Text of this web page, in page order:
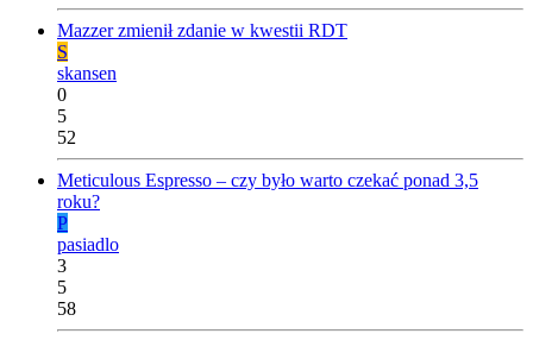
Mazzer zmienił zdanie w kwestii RDT
S
skansen
0
5
52
Meticulous Espresso – czy było warto czekać ponad 3,5
roku?
P
pasiadlo
3
5
58